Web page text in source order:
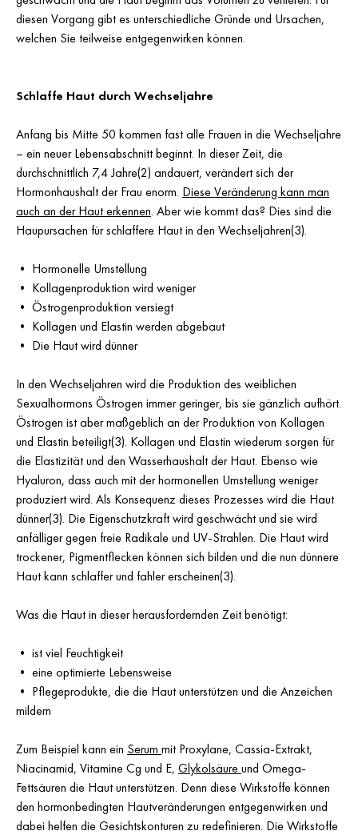
diesen Vorgang gibt es unterschiedliche Gründe und Ursachen,
welchen Sie teilweise entgegenwirken können.
Schlaffe Haut durch Wechseljahre
Anfang bis Mitte 50 kommen fast alle Frauen in die Wechseljahre
– ein neuer Lebensabschnitt beginnt. In dieser Zeit, die
durchschnittlich 7,4 Jahre(2) andauert, verändert sich der
Hormonhaushalt der Frau enorm. Diese Veränderung kann man
auch an der Haut erkennen. Aber wie kommt das? Dies sind die
Haupursachen für schlaffere Haut in den Wechseljahren(3).
• Hormonelle Umstellung
• Kollagenproduktion wird weniger
• Östrogenproduktion versiegt
• Kollagen und Elastin werden abgebaut
• Die Haut wird dünner
In den Wechseljahren wird die Produktion des weiblichen
Sexualhormons Östrogen immer geringer, bis sie gänzlich aufhört.
Östrogen ist aber maßgeblich an der Produktion von Kollagen
und Elastin beteiligt(3). Kollagen und Elastin wiederum sorgen für
die Elastizität und den Wasserhaushalt der Haut. Ebenso wie
Hyaluron, dass auch mit der hormonellen Umstellung weniger
produziert wird. Als Konsequenz dieses Prozesses wird die Haut
dünner(3). Die Eigenschutzkraft wird geschwächt und sie wird
anfälliger gegen freie Radikale und UV-Strahlen. Die Haut wird
trockener, Pigmentflecken können sich bilden und die nun dünnere
Haut kann schlaffer und fahler erscheinen(3).
Was die Haut in dieser herausfordernden Zeit benötigt:
• ist viel Feuchtigkeit
• eine optimierte Lebensweise
• Pflegeprodukte, die die Haut unterstützen und die Anzeichen
mildern
Zum Beispiel kann ein Serum mit Proxylane, Cassia-Extrakt,
Niacinamid, Vitamine Cg und E, Glykolsäureund Omega-
Fettsäuren die Haut unterstützen. Denn diese Wirkstoffe können
den hormonbedingten Hautveränderungen entgegenwirken und
dabei helfen die Gesichtskonturen zu redefinieren. Die Wirkstoffe